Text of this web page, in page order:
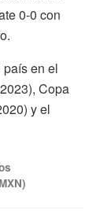
0-0 con
país en el
Copa
y el